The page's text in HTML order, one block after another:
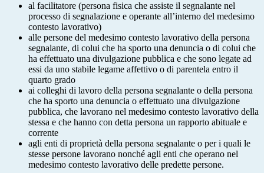
al facilitatore (persona fisica che assiste il segnalante nel
processo di segnalazione e operante all’interno del medesimo
contesto lavorativo)
alle persone del medesimo contesto lavorativo della persona
segnalante, di colui che ha sporto una denuncia o di colui che
ha effettuato una divulgazione pubblica e che sono legate ad
essi da uno stabile legame affettivo o di parentela entro il
quarto grado
ai colleghi di lavoro della persona segnalante o della persona
che ha sporto una denuncia o effettuato una divulgazione
pubblica, che lavorano nel medesimo contesto lavorativo della
stessa e che hanno con detta persona un rapporto abituale e
corrente
agli enti di proprietà della persona segnalante o per i quali le
stesse persone lavorano nonché agli enti che operano nel
medesimo contesto lavorativo delle predette persone.